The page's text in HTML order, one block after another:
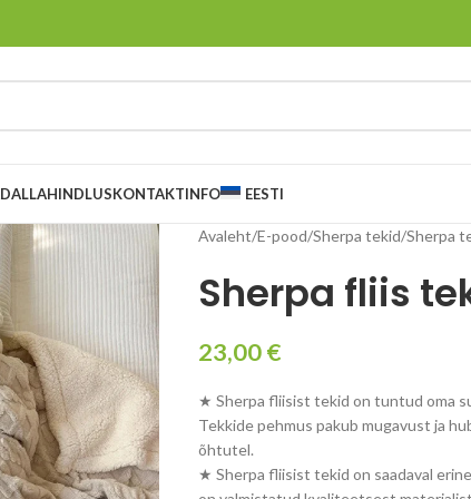
ALLAHINDLUSKONTAKTINFO EESTI
Avaleht/E-pood/Sherpa tekid/Sherpa
Sherpa fliis
23,00€
★ Sherpa fliisist tekid on tuntud oma
Tekkide pehmus pakub mugavust ja
õhtutel.
★ Sherpa fliisist tekid on saadaval